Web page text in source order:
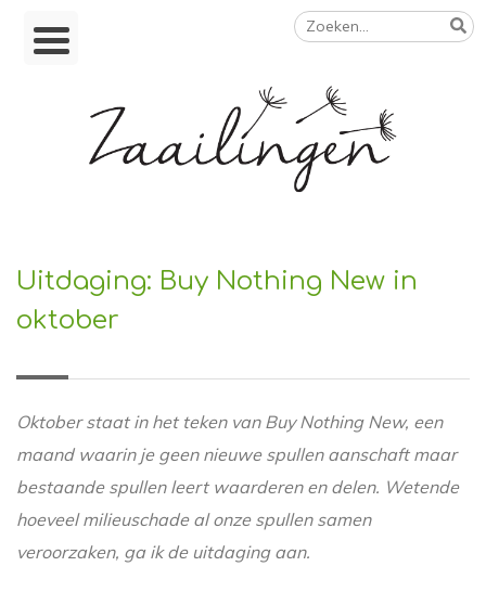
Skip
Zoeken
naar:
Uitdaging: Buy Nothing New in
oktober
Oktober staat in het teken van Buy Nothing New, een
maand waarin je geen nieuwe spullen aanschaft maar
bestaande spullen leert waarderen en delen. Wetende
hoeveel milieuschade al onze spullen samen
veroorzaken, ga ik de uitdaging aan.